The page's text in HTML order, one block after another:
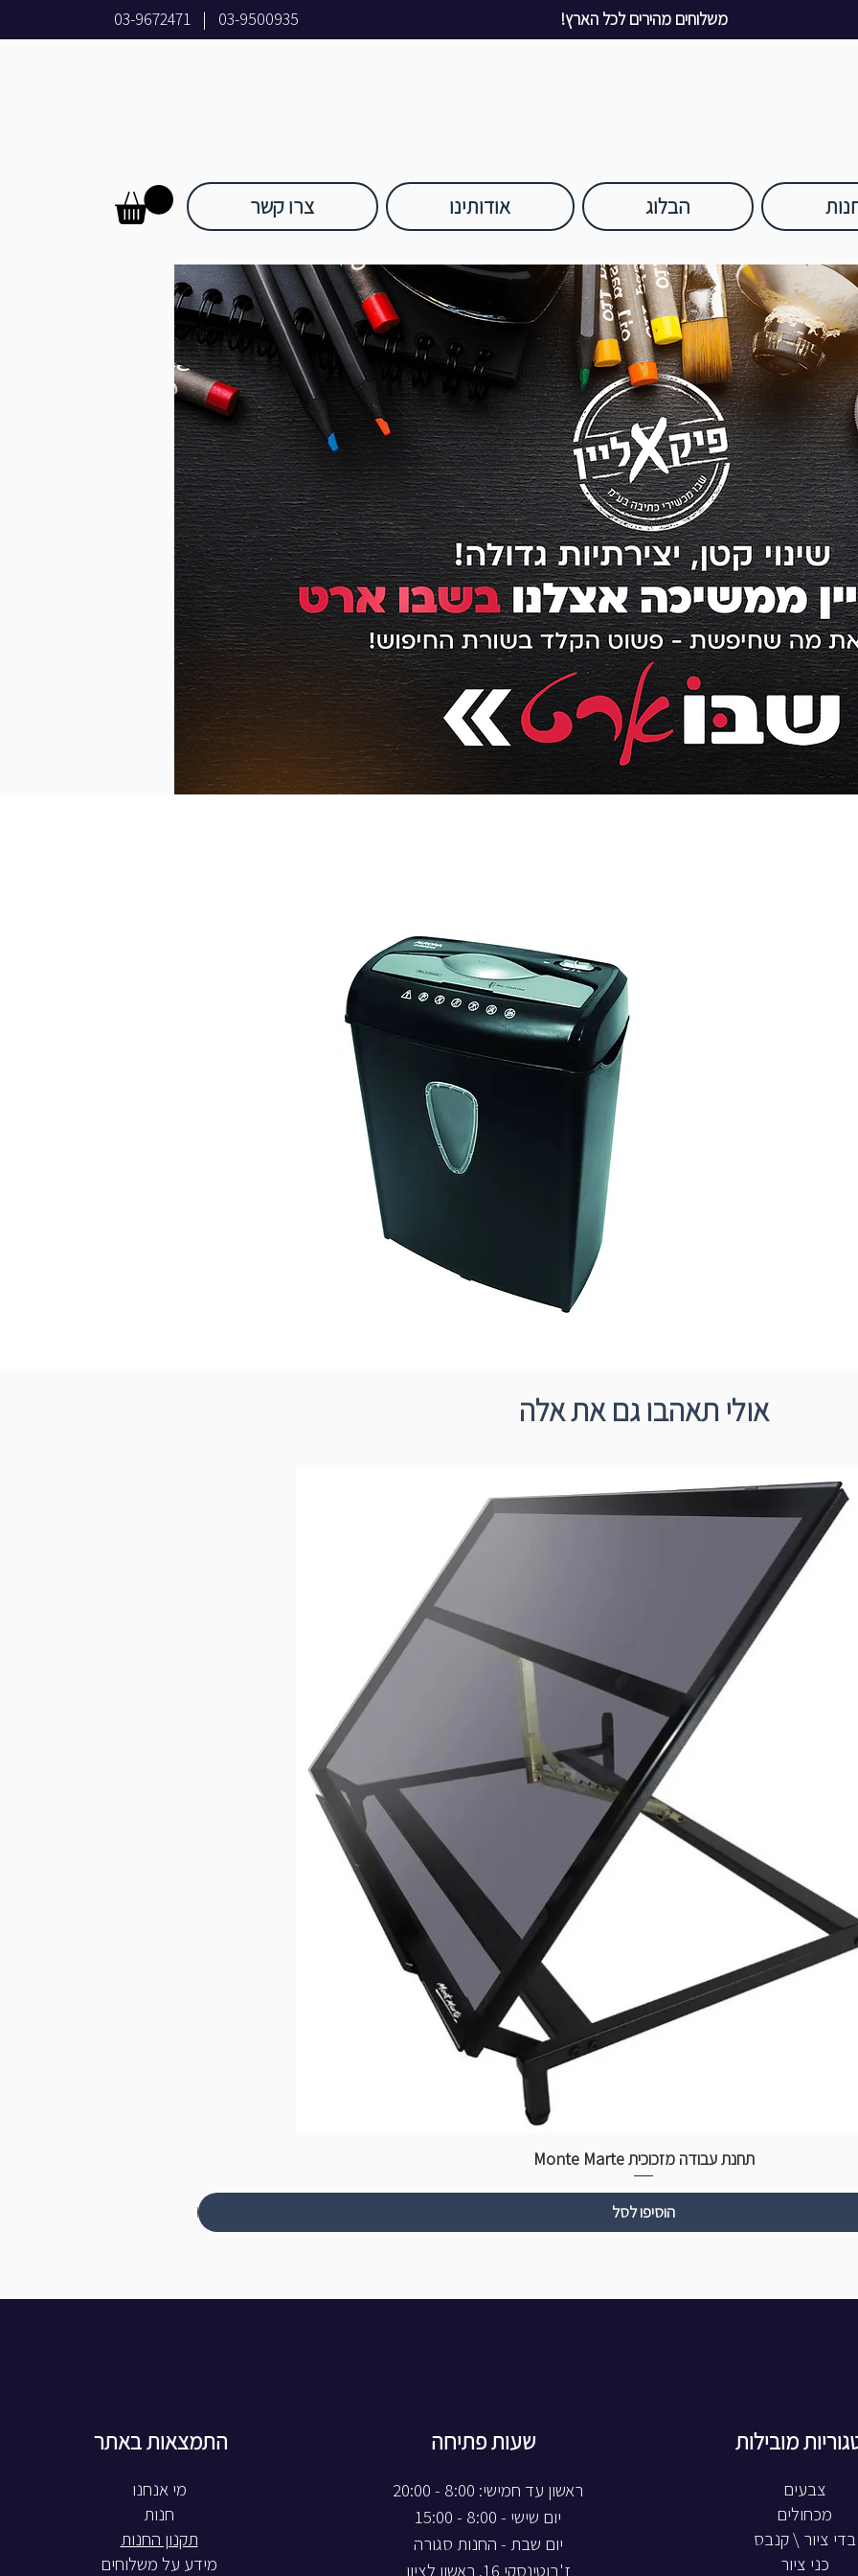
03-9500935
|
03-9672471 משלוחים מהירים לכל הארץ!
הבלוג אודותינו צרו קשר
אולי תאהבו גם את אלה
תחנת עבודה מזכוכית Monte Marte
הוסיפו לסל
התמצאות באתר
חנות
תקנון החנות
מידע על משלוחים
שעות פתיחה
ראשון עד חמישי: 8:00 - 20:00
יום שישי - 8:00 - 15:00
יום שבת - החנות סגורה
ז'בוטינסקי 16, ראשון לציון
מובילות
צבעים
מכחולים
בדי ציור \ קנבס
כני ציור